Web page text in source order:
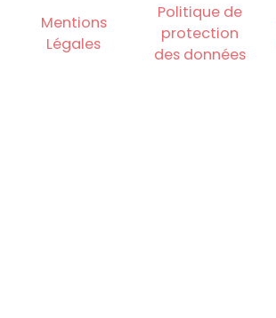
Mentions
Légales
Politique de
protection
des données